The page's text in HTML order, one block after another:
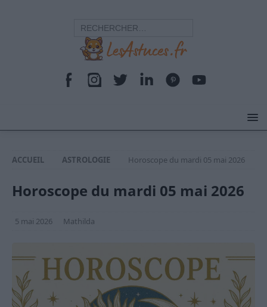
ACCUEIL ASTROLOGIE Horoscope du mardi 05 mai 2026
Horoscope du mardi 05 mai 2026
5 mai 2026 Mathilda